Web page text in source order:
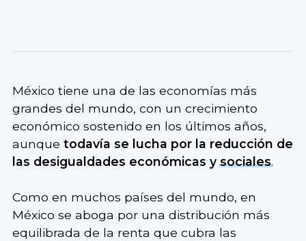
México tiene una de las economías más
grandes del mundo, con un crecimiento
económico sostenido en los últimos años,
aunque todavía se lucha por la reducción de
las desigualdades económicas ysociales.
Como en muchos países del mundo, en
México se aboga por una distribución más
equilibrada de la renta que cubra las